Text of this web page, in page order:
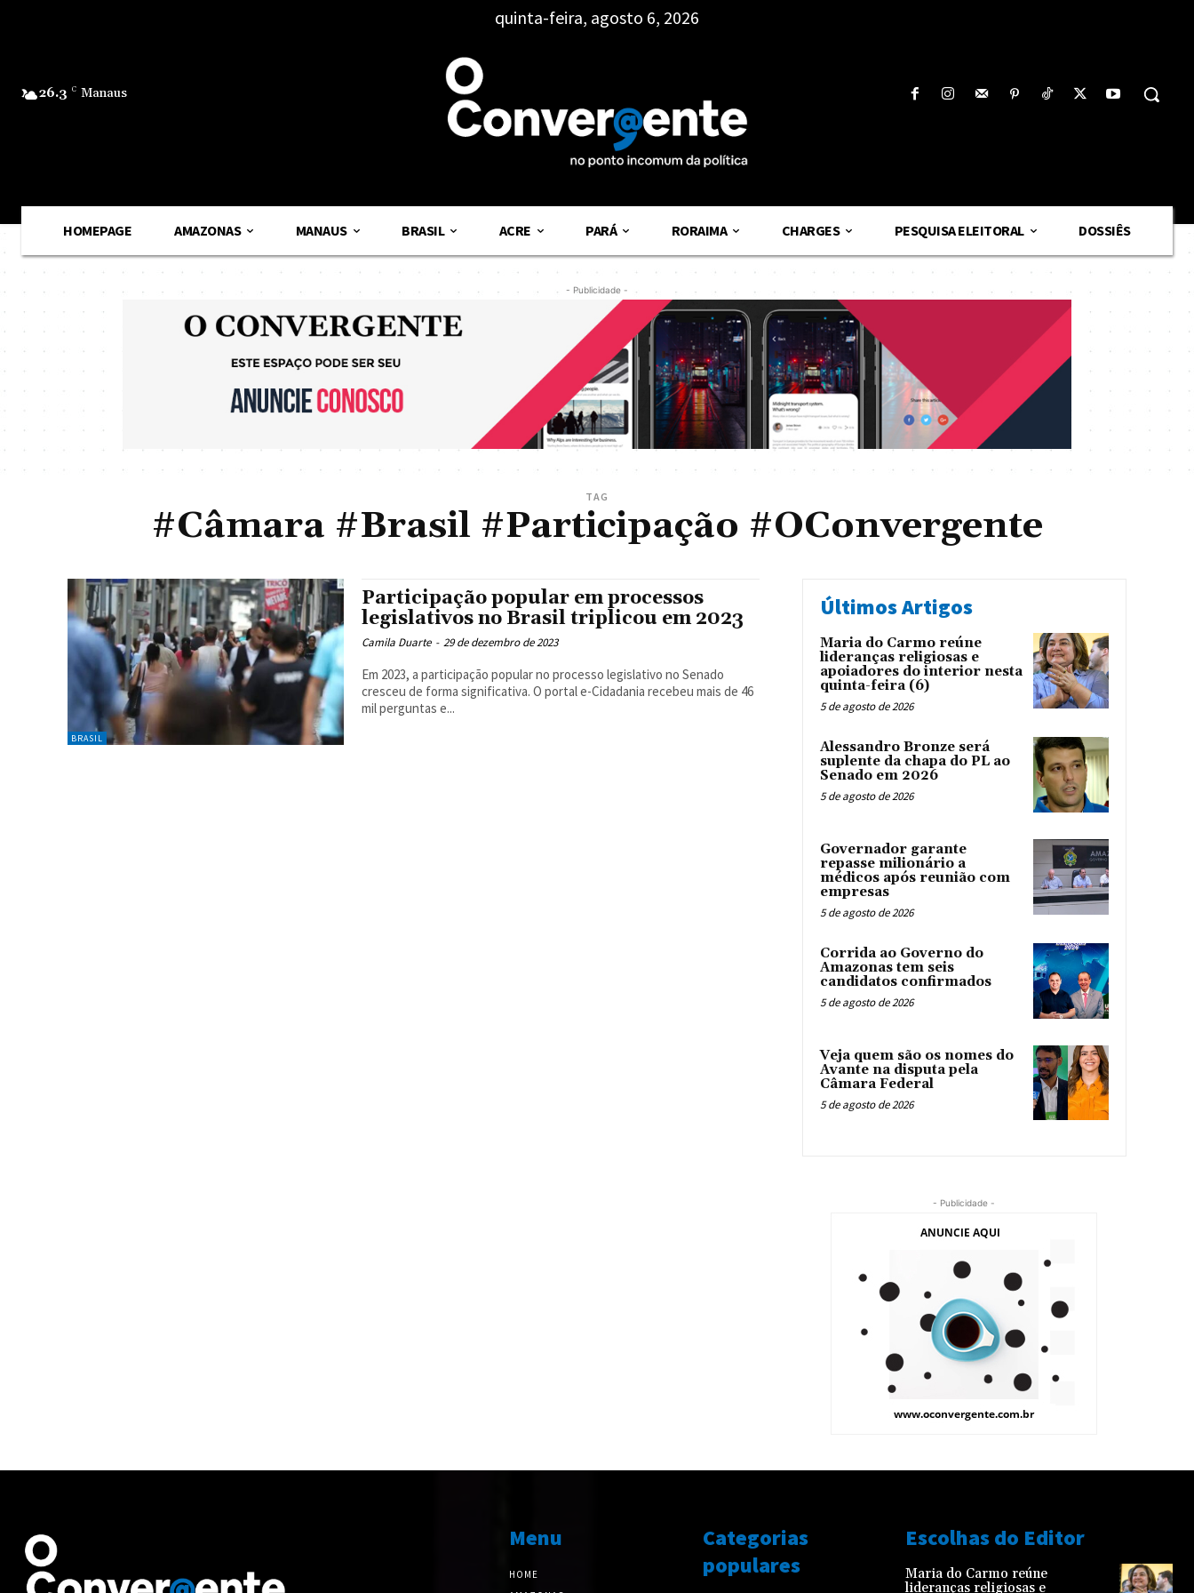
26.3 C Manaus
quinta-feira, agosto 6, 2026
HOMEPAGE AMAZONAS MANAUS BRASIL ACRE PARÁ RORAIMA CHARGES PESQUISA ELEITORAL DOSSIÊS
- Publicidade -
TAG
#Câmara #Brasil #Participação #OConvergente
BRASIL
Participação popular em processos
legislativos no Brasil triplicou em 2023
Camila Duarte - 29 de dezembro de 2023
Em 2023, a participação popular no processo legislativo no Senado
cresceu de forma significativa. O portal e-Cidadania recebeu mais de 46
mil perguntas e...
Últimos Artigos
Maria do Carmo reúne
lideranças religiosas e
apoiadores do interior nesta
quinta-feira (6)
5 de agosto de 2026
Alessandro Bronze será
suplente da chapa do PL ao
Senado em 2026
5 de agosto de 2026
Governador garante
repasse milionário a
médicos após reunião com
empresas
5 de agosto de 2026
Corrida ao Governo do
Amazonas tem seis
candidatos confirmados
5 de agosto de 2026
Veja quem são os nomes do
Avante na disputa pela
Câmara Federal
5 de agosto de 2026
- Publicidade -
Menu
HOME
Categorias
populares
Escolhas do Editor
Maria do Carmo reúne
lideranças religiosas e